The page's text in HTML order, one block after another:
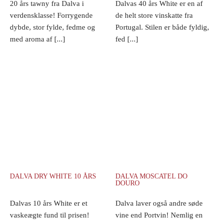
20 års tawny fra Dalva i
verdensklasse! Forrygende
dybde, stor fylde, fedme og
med aroma af [...]
Dalvas 40 års White er en af
de helt store vinskatte fra
Portugal. Stilen er både fyldig,
fed [...]
DALVA DRY WHITE 10 ÅRS
Dalvas 10 års White er et
vaskeægte fund til prisen!
DALVA MOSCATEL DO
DOURO
Dalva laver også andre søde
vine end Portvin! Nemlig en